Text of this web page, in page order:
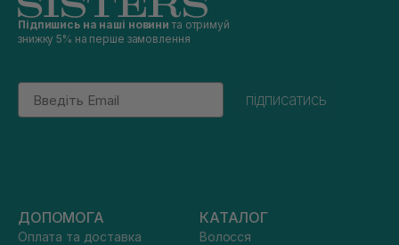
Підпишись на наші новини та отримуй
знижку 5% на перше замовлення
Email
підписатись
ДОПОМОГА
Оплата та доставка
КАТАЛОГ
Волосся